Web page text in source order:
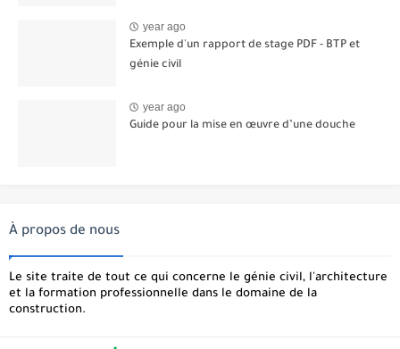
year ago
Exemple d'un rapport de stage PDF - BTP et
génie civil
year ago
Guide pour la mise en œuvre d’une douche
À propos de nous
Le site traite de tout ce qui concerne le génie civil, l'architecture
et la formation professionnelle dans le domaine de la
construction.